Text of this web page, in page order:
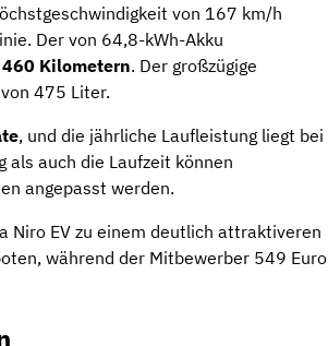
von 167 km/h
Der von 64,8-kWh-Akku
Kilometern. Der großzügige
475 Liter.
, und die jährliche Laufleistung liegt bei
als auch die Laufzeit können
angepasst werden.
Niro EV zu einem deutlich attraktiveren
während der Mitbewerber 549 Euro